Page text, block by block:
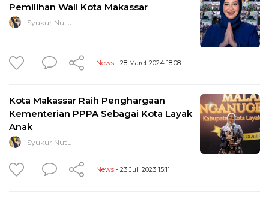
Pemilihan Wali Kota Makassar
Syukur Nutu
News - 28 Maret 2024 18:08
Kota Makassar Raih Penghargaan
Kementerian PPPA Sebagai Kota Layak
Anak
Syukur Nutu
News - 23 Juli 2023 15:11